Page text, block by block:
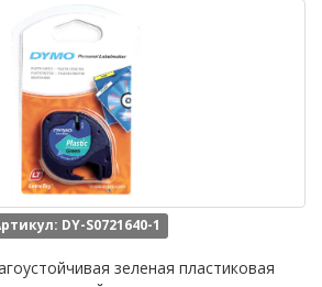
DY-S0721640-1
зеленая пластиковая